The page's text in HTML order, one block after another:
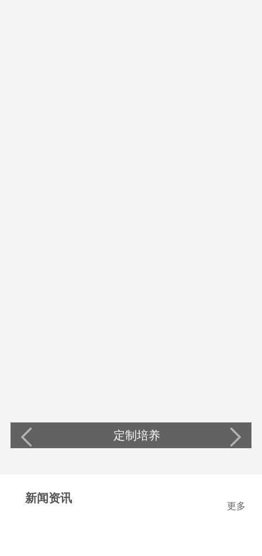
定制培养
新闻资讯
更多